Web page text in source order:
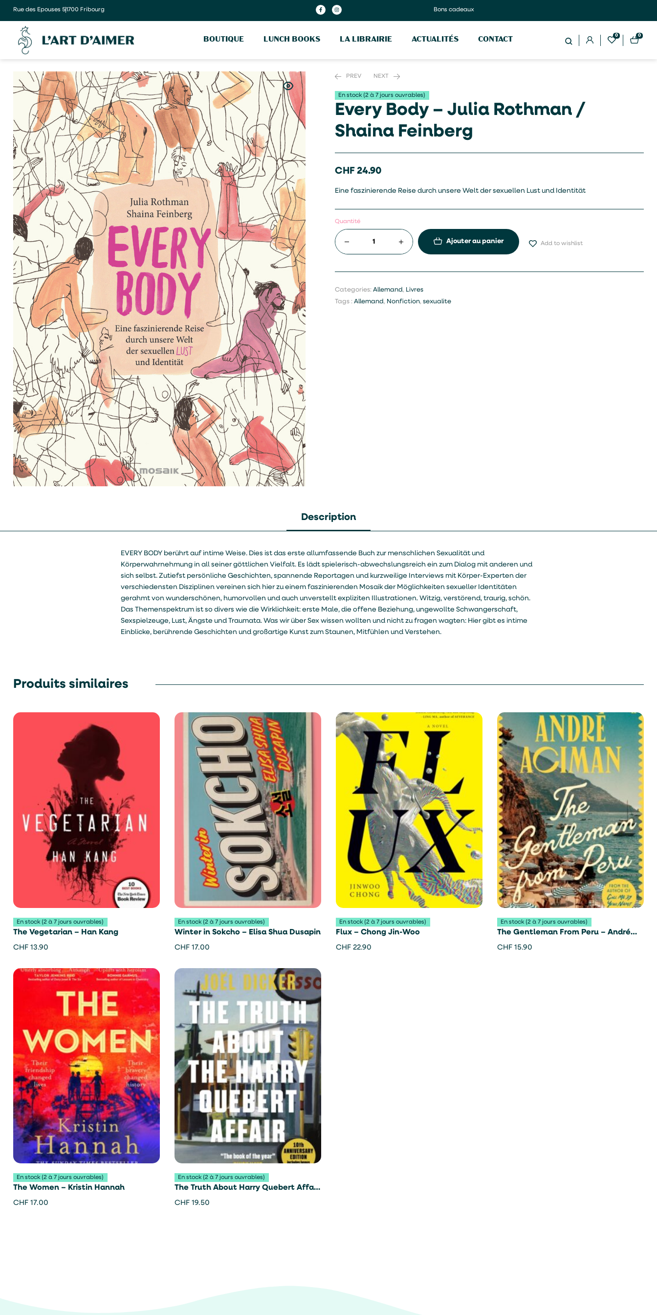
Rue des Epouses 51700 Fribourg Bons cadeaux
BOUTIQUE LUNCH BOOKS LA LIBRAIRIE ACTUALITÉS CONTACT
0 0
PREV NEXT
En stock (2 à 7 jours ouvrables)
Every Body – Julia Rothman /
Shaina Feinberg
CHF 24.90
Eine faszinierende Reise durch unsere Welt der sexuellen Lust und Identität
Quantité
Ajouter au panier Add to wishlist
Categories: Allemand, Livres
Tags : Allemand, Nonfiction, sexualite
Description
EVERY BODY berührt auf intime Weise. Dies ist das erste allumfassende Buch zur menschlichen Sexualität und
Körperwahrnehmung in all seiner göttlichen Vielfalt. Es lädt spielerisch-abwechslungsreich ein zum Dialog mit anderen und
sich selbst. Zutiefst persönliche Geschichten, spannende Reportagen und kurzweilige Interviews mit Körper-Experten der
verschiedensten Disziplinen vereinen sich hier zu einem faszinierenden Mosaik der Möglichkeiten sexueller Identitäten
gerahmt von wunderschönen, humorvollen und auch unverstellt expliziten Illustrationen. Witzig, verstörend, traurig, schön.
Das Themenspektrum ist so divers wie die Wirklichkeit: erste Male, die offene Beziehung, ungewollte Schwangerschaft,
Sexspielzeuge, Lust, Ängste und Traumata. Was wir über Sex wissen wollten und nicht zu fragen wagten: Hier gibt es intime
Einblicke, berührende Geschichten und großartige Kunst zum Staunen, Mitfühlen und Verstehen.
Produits similaires
En stock (2 à 7 jours ouvrables)
The Vegetarian – Han Kang
CHF 13.90
En stock (2 à 7 jours ouvrables)
Winter in Sokcho – Elisa Shua Dusapin
CHF 17.00
En stock (2 à 7 jours ouvrables)
Flux – Chong Jin-Woo
CHF 22.90
En stock (2 à 7 jours ouvrables)
The Gentleman From Peru – André
Aciman
CHF 15.90
En stock (2 à 7 jours ouvrables)
The Women – Kristin Hannah
CHF 17.00
En stock (2 à 7 jours ouvrables)
The Truth About Harry Quebert Affair
– Joel Dicker
CHF 19.50